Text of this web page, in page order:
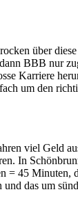
über
BBB nur
Karriere
um den
viel Geld
In
= 45 Minuten,
das um